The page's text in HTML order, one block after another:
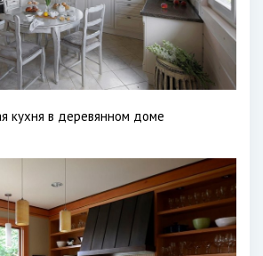
кухня в деревянном доме